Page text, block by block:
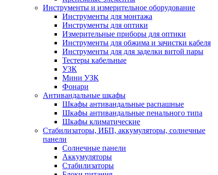
Инструменты и измерительное оборудование
Инструменты для монтажа
Инструменты для оптики
Измерительные приборы для оптики
Инструменты для обжима и зачистки кабеля
Инструменты для для заделки витой пары
Тестеры кабельные
УЗК
Мини УЗК
Фонари
Антивандальные шкафы
Шкафы антивандальные распашные
Шкафы антивандальные пенального типа
Шкафы климатические
Стабилизаторы, ИБП, аккумуляторы, солнечные
панели
Солнечные панели
Аккумуляторы
Стабилизаторы